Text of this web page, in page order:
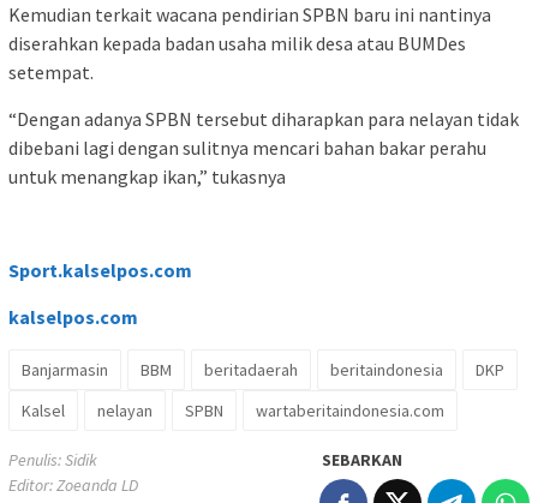
Kemudian terkait wacana pendirian SPBN baru ini nantinya
diserahkan kepada badan usaha milik desa atau BUMDes
setempat.
“Dengan adanya SPBN tersebut diharapkan para nelayan tidak
dibebani lagi dengan sulitnya mencari bahan bakar perahu
untuk menangkap ikan,” tukasnya
Sport.kalselpos.com
kalselpos.com
Banjarmasin BBM beritadaerah beritaindonesia
DKP
Kalsel
nelayan SPBN wartaberitaindonesia.com
Penulis: Sidik
Editor: Zoeanda LD
SEBARKAN